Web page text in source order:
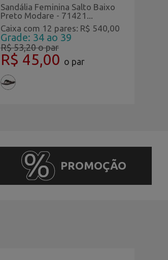
Sandália Feminina Salto Baixo
Preto Modare - 71421...
Caixa com 12 pares: R$ 540,00
Grade: 34 ao 39
R$ 53,20o par
R$ 45,00 o par
PROMOÇÃO